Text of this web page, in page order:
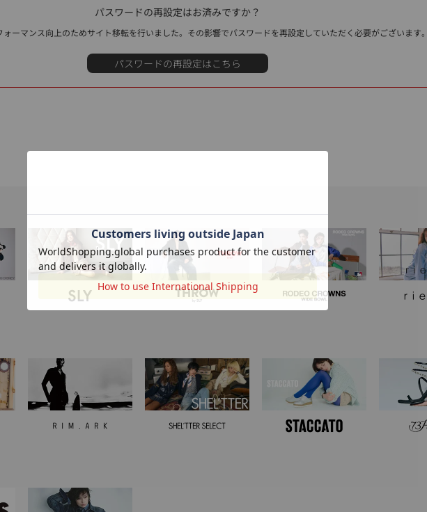
パスワードの再設定はお済みですか？
ーマンス向上のためサイト移転を行いました。その影響でパスワードを再設定していただく必要がございます。